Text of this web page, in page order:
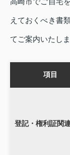
えておくべき書
てご案内いたしま
項目
登記・権利証関